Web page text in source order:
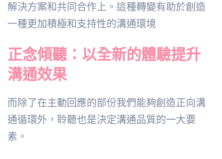
解決方案和共同合作上。這種轉變有助於創造
一種更加積極和支持性的溝通環境
正念傾聽：以全新的體驗提升
溝通效果
而除了在主動回應的部份我們能夠創造正向溝
通循環外，聆聽也是決定溝通品質的一大要
素。